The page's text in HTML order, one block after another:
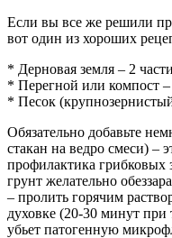
Если вы все же решили
вот один из хороших
* Дерновая земля – 2 части
* Перегной или компост –
* Песок
Обязательно добавьте
стакан на ведро смеси) –
профилактика грибковых
грунт желательно
– пролить горячим
духовке (20-30 минут при
убьет патогенную